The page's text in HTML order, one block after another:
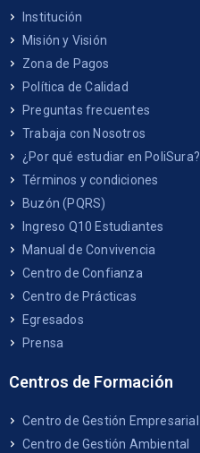
Institución
Misión y Visión
Zona de Pagos
Política de Calidad
Preguntas frecuentes
Trabaja con Nosotros
¿Por qué estudiar en PoliSura?
Términos y condiciones
Buzón (PQRS)
Ingreso Q10 Estudiantes
Manual de Convivencia
Centro de Confianza
Centro de Prácticas
Egresados
Prensa
Centros de Formación
Centro de Gestión Empresarial
Centro de Gestión Ambiental